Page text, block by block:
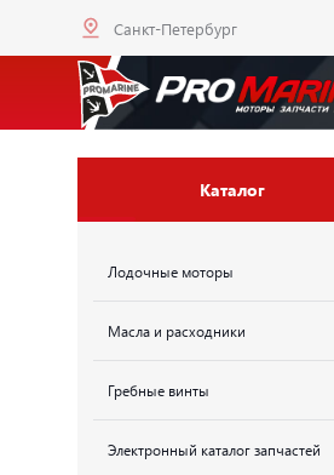
Санкт-Петербург
Каталог
Лодочные моторы
Масла и расходники
Гребные винты
Электронный каталог запчастей